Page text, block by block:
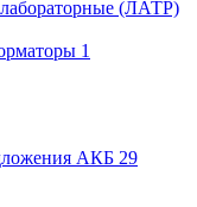
(ЛАТР)
1
АКБ 29